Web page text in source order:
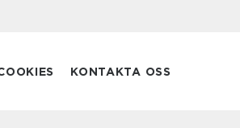
KONTAKTA OSS